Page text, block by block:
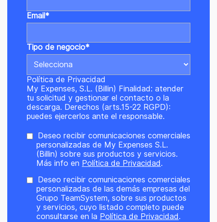
Email *
Tipo de negocio*
Política de Privacidad
My Expenses, S.L. (Billin) Finalidad: atender
tu solicitud y gestionar el contacto o la
descarga. Derechos (arts.15-22 RGPD):
puedes ejercerlos ante el responsable.
Deseo recibir comunicaciones comerciales
personalizadas de My Expenses S.L.
(Billin) sobre sus productos y servicios.
Más info en Política de Privacidad.
Deseo recibir comunicaciones comerciales
personalizadas de las demás empresas del
Grupo TeamSystem, sobre sus productos
y servicios, cuyo listado completo puede
consultarse en la Política de Privacidad.